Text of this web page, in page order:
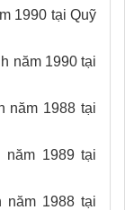
1990 tại Quỹ
năm 1990 tại
năm 1988 tại
năm 1989 tại
năm 1988 tại